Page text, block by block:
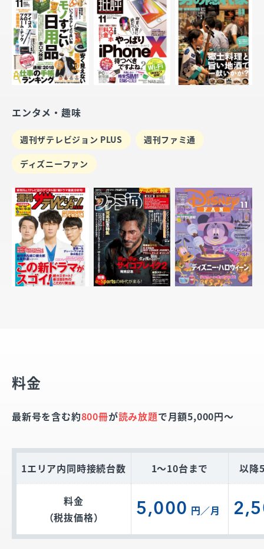
エンタメ・趣味
週刊ザテレビジョン PLUS 週刊ファミ通
ディズニーファン
料金
最新号を含む約800冊が読み放題で月額5,000円〜
1エリア内同時接続台数 1〜10台まで 以降
料金
（税抜価格）
5,000 円／月